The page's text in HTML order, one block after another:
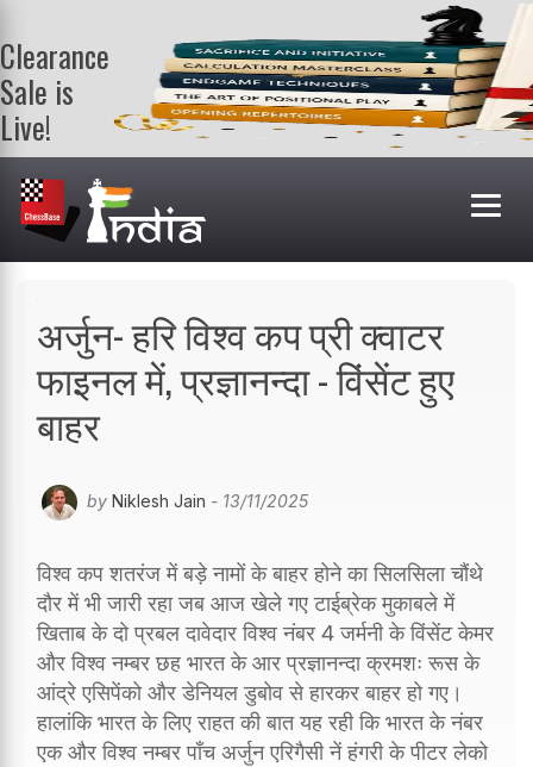
Clearance
Sale is
Live!
Get a FREE
book on
purchasing 2
or more
books. Valid
अर्जुन- हरि विश्व कप प्री क्वाटर
फाइनल में, प्रज्ञानन्दा - विंसेंट हुए
बाहर
by Niklesh Jain - 13/11/2025
विश्व कप शतरंज में बड़े नामों के बाहर होने का सिलसिला चौंथे
दौर में भी जारी रहा जब आज खेले गए टाईब्रेक मुकाबले में
खिताब के दो प्रबल दावेदार विश्व नंबर 4 जर्मनी के विंसेंट केमर
और विश्व नम्बर छह भारत के आर प्रज्ञानन्दा क्रमशः रूस के
आंद्रे एसिपेंको और डेनियल डुबोव से हारकर बाहर हो गए।
हालांकि भारत के लिए राहत की बात यह रही कि भारत के नंबर
एक और विश्व नम्बर पाँच अर्जुन एरिगैसी नें हंगरी के पीटर लेको